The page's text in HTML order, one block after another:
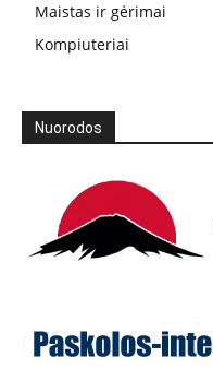
Maistas ir gėrimai
Kompiuteriai
Nuorodos